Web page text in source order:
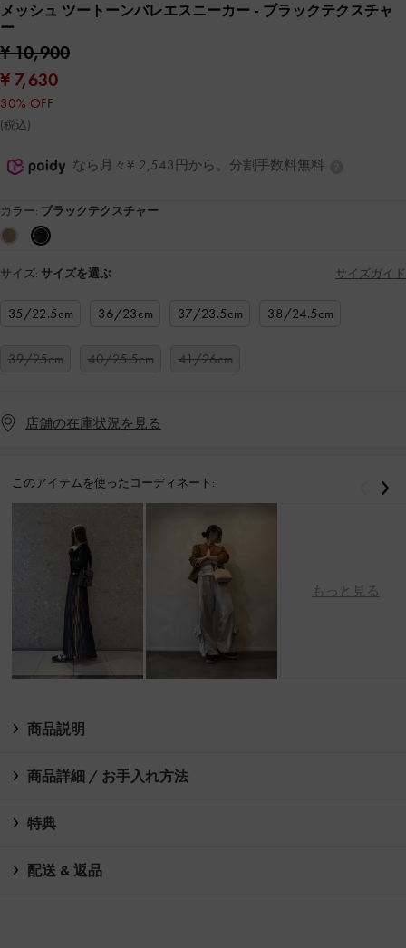
メッシュ ツートーンバレエスニーカー - ブラックテクスチャ
ー
¥ 10,900
¥ 7,630
30% OFF
(税込)
なら月々¥ 2,543円から。分割手数料無料
カラー: ブラックテクスチャー
サイズ: サイズを選ぶ サイズガイド
35/22.5cm 36/23cm 37/23.5cm 38/24.5cm
39/25cm 40/25.5cm 41/26cm
店舗の在庫状況を見る
このアイテムを使ったコーディネート:
もっと見る
戻る
商品説明
商品詳細 / お手入れ方法
特典
配送 & 返品